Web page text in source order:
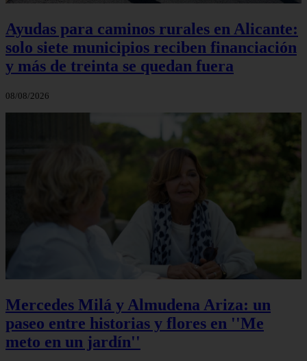
Ayudas para caminos rurales en Alicante:
solo siete municipios reciben financiación
y más de treinta se quedan fuera
08/08/2026
Mercedes Milá y Almudena Ariza: un
paseo entre historias y flores en ''Me
meto en un jardín''